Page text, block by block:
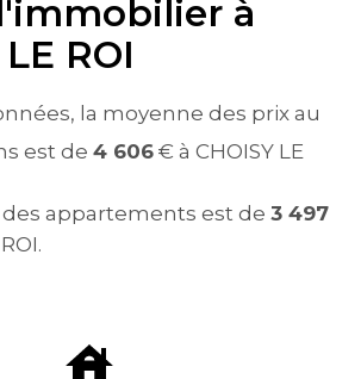
à
ROI
la moyenne des prix au
est de 4 606 € à CHOISY LE
appartements est de 3 497